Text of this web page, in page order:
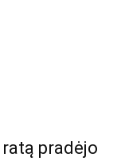
ratą pradėjo